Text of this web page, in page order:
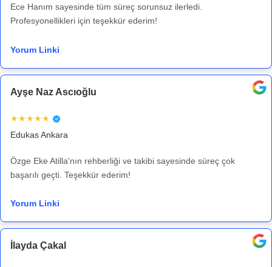
Ece Hanım sayesinde tüm süreç sorunsuz ilerledi.
Profesyonellikleri için teşekkür ederim!
Yorum Linki
Ayşe Naz Ascıoğlu
★★★★★
Edukas Ankara
Özge Eke Atilla'nın rehberliği ve takibi sayesinde süreç çok
başarılı geçti. Teşekkür ederim!
Yorum Linki
İlayda Çakal